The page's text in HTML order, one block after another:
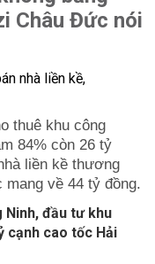
Châu Đức nói
thuê khu công
84% còn 26 tỷ
liền kề thương
về 44 tỷ đồng.
Ninh, đầu tư khu
cạnh cao tốc Hải